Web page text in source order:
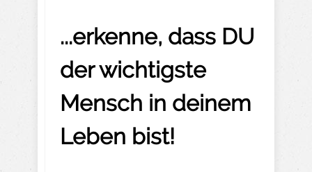
...erkenne, dass DU
der wichtigste
Mensch in deinem
Leben bist!